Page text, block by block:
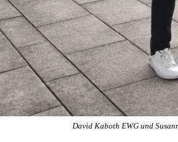
David Kaboth EWG und